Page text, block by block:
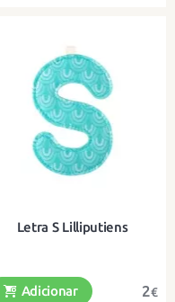
Uma bela carta de tecido para
pendurar
Letra S Lilliputiens
2€
Adicionar